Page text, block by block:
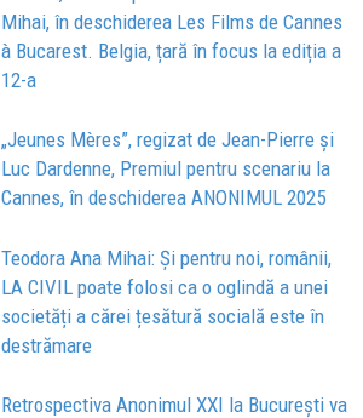
Mihai, în deschiderea Les Films de Cannes
à Bucarest. Belgia, țară în focus la ediția a
12-a
„Jeunes Mères”, regizat de Jean-Pierre și
Luc Dardenne, Premiul pentru scenariu la
Cannes, în deschiderea ANONIMUL 2025
Teodora Ana Mihai: Și pentru noi, românii,
LA CIVIL poate folosi ca o oglindă a unei
societăți a cărei țesătură socială este în
destrămare
Retrospectiva Anonimul XXI la București va